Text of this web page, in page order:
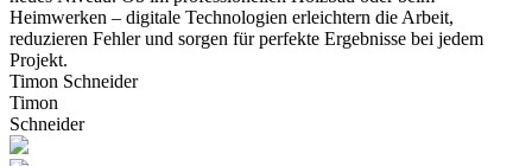
Heimwerken – digitale Technologien erleichtern die Arbeit,
reduzieren Fehler und sorgen für perfekte Ergebnisse bei jedem
Projekt.
Timon Schneider
Timon
Schneider